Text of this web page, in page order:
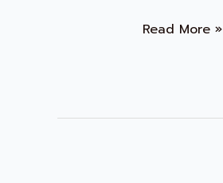
Read More »